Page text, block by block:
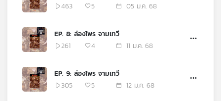
463
5 05 ม.ค. 68
EP. 8: ล่องไพร จามเทวี
261
4 11 ม.ค. 68
EP. 9: ล่องไพร จามเทวี
305
5 12 ม.ค. 68